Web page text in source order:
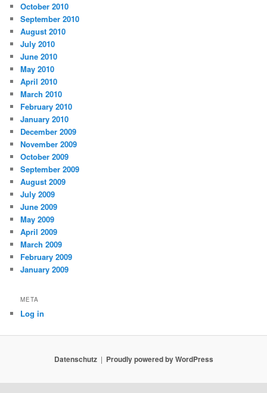
October 2010
September 2010
August 2010
July 2010
June 2010
May 2010
April 2010
March 2010
February 2010
January 2010
December 2009
November 2009
October 2009
September 2009
August 2009
July 2009
June 2009
May 2009
April 2009
March 2009
February 2009
January 2009
META
Log in
Datenschutz Proudly powered by WordPress